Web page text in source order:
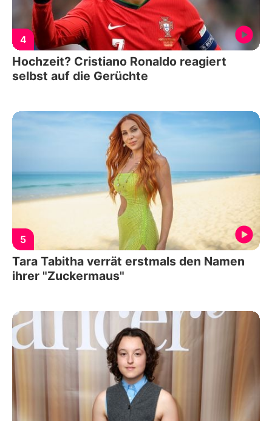
4
Hochzeit? Cristiano Ronaldo reagiert
selbst auf die Gerüchte
5
Tara Tabitha verrät erstmals den Namen
ihrer "Zuckermaus"